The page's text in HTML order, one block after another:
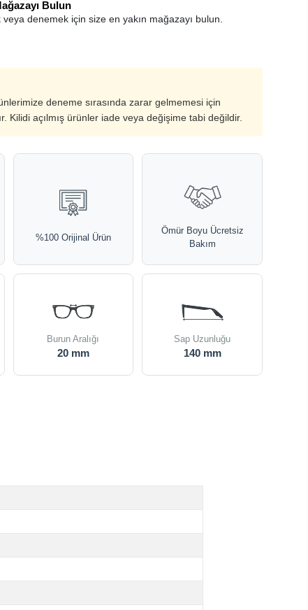
Bulun
denemek için size en yakın mağazayı bulun.
deneme sırasında zarar gelmemesi için
Kilidi açılmış ürünler iade veya değişime tabi değildir.
%100 Orijinal Ürün
Ömür Boyu Ücretsiz
Bakım
Burun Aralığı
20 mm
Sap Uzunluğu
140 mm